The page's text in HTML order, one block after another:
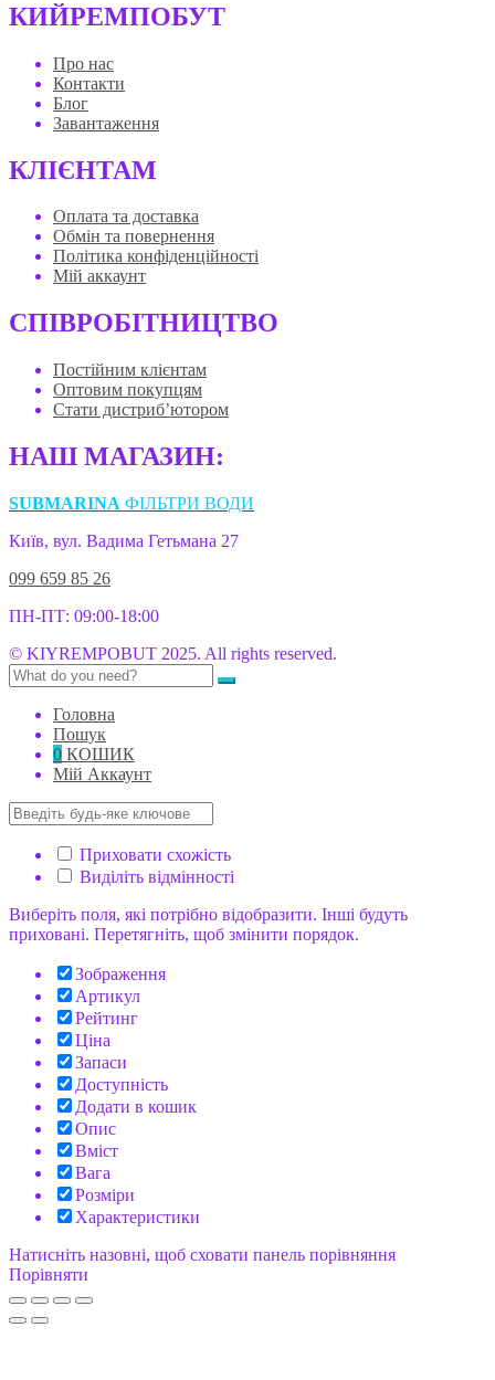
КИЙРЕМПОБУТ
Про нас
Контакти
Блог
Завантаження
КЛІЄНТАМ
Оплата та доставка
Обмін та повернення
Політика конфіденційності
Мій аккаунт
СПІВРОБІТНИЦТВО
Постійним клієнтам
Оптовим покупцям
Стати дистриб’ютором
НАШ МАГАЗИН:
SUBMARINA ФІЛЬТРИ ВОДИ
Київ, вул. Вадима Гетьмана 27
099 659 85 26
ПН-ПТ: 09:00-18:00
© KIYREMPOBUT 2025. All rights reserved.
Головна
Пошук
0 КОШИК
Мій Аккаунт
Приховати схожість
Виділіть відмінності
Виберіть поля, які потрібно відобразити. Інші будуть
приховані. Перетягніть, щоб змінити порядок.
Зображення
Артикул
Рейтинг
Ціна
Запаси
Доступність
Додати в кошик
Опис
Вміст
Вага
Розміри
Характеристики
Натисніть назовні, щоб сховати панель порівняння
Порівняти